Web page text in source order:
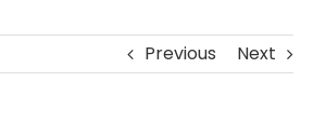
Previous Next